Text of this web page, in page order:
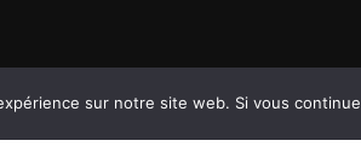
sur notre site web. Si vous